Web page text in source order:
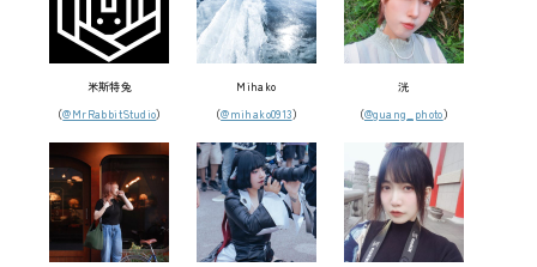
米斯特兔
（@MrRabbitStudio）
Mihako
（@mihako0913）
洸
（@guang_photo）